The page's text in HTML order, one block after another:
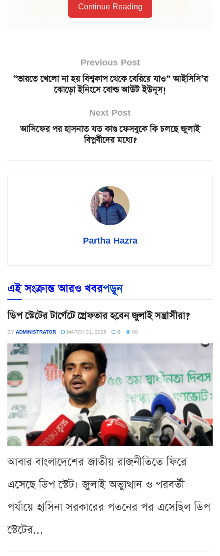
Continue Reading
Previous Post
“ভারতে খেলো না হয় বিশ্বকাপ থেকে বেরিয়ে যাও” আইসিসি’র
ঝোড়ো ইনিংসে বোল্ড আউট ইউনূস!
Next Post
আসিফের পর হাসনাত যত কাণ্ড ফেসবুকে কি চলছে জুলাই
বিপ্লবীদের মধ্যে?
Partha Hazra
এই সংক্রান্ত আরও খবরপড়ূন
ডিপ স্টেটের টার্গেটে গ্রেফতার হবেন জুলাই সন্ত্রাসীরা?
BY ADMINISTRATOR MARCH 31, 2026 0 88
আবার বাংলাদেশের জাতীয় রাজনীতিতে ফিরে
এসেছে ডিপ স্টেট। জুলাই অভ্যুত্থান ও পরবর্তী
পর্যায়ে হাসিনা সরকারের পতনের পর এসেছিল ডিপ
স্টেটের...